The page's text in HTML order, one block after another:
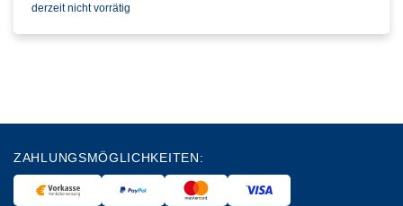
derzeit nicht vorrätig
ZAHLUNGSMÖGLICHKEITEN: